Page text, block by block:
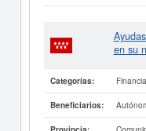
en su
Categorías:
Beneficiarios: